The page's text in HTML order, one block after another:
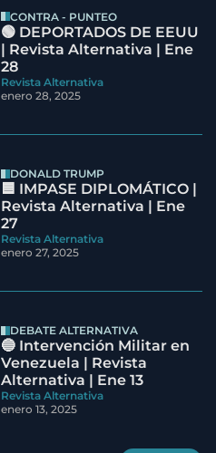
CONTRA - PUNTEO
🟢 DEPORTADOS DE EEUU
| Revista Alternativa | Ene
28
Revista Alternativa
enero 28, 2025
DONALD TRUMP
🟦 IMPASE DIPLOMÁTICO |
Revista Alternativa | Ene
27
Revista Alternativa
enero 27, 2025
DEBATE ALTERNATIVA
🔵 Intervención Militar en
Venezuela | Revista
Alternativa | Ene 13
Revista Alternativa
enero 13, 2025